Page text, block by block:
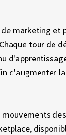
marketing et
tour de
d'augmenter la
mouvements des